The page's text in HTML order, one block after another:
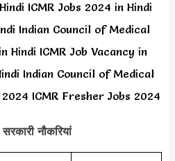
ICMR Jobs 2024 in Hindi
Indian Council of Medical
Hindi ICMR Job Vacancy in
Indian Council of Medical
ICMR Fresher Jobs 2024
सरकारी नौकरियां